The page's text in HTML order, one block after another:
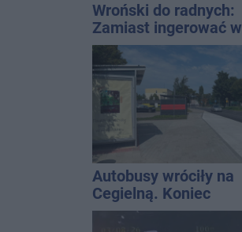
Wroński do radnych:
Zamiast ingerować w
prywatną własność
zajmijcie się
gospodarką
Autobusy wróciły na
Cegielną. Koniec
remontu zatok